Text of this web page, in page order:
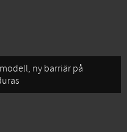
ny barriär på